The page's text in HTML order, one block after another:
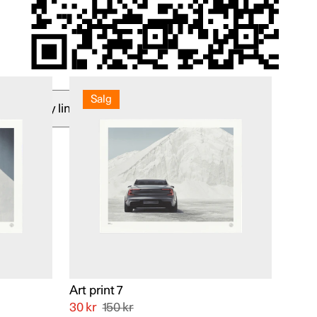
Copy link
Salg
Art print 7
30 kr 150kr